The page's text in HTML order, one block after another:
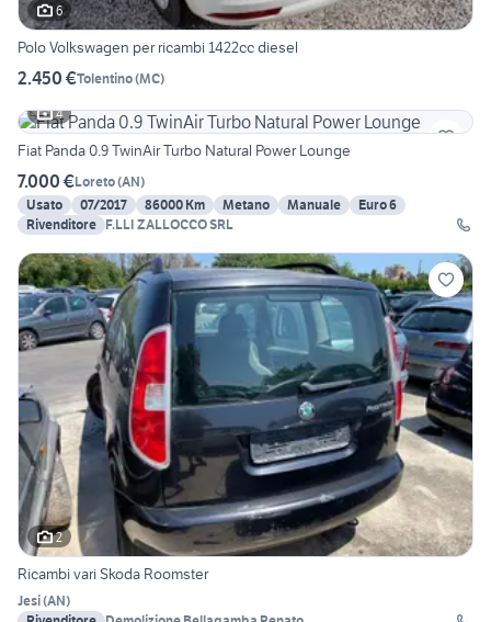
6
Polo Volkswagen per ricambi 1422cc diesel
2.450 €Tolentino(MC)
4
Fiat Panda 0.9 TwinAir Turbo Natural Power Lounge
7.000 €Loreto(AN)
Usato
07/2017 86000 Km Metano Manuale
Euro 6
Rivenditore F.LLI ZALLOCCO SRL
2
Ricambi vari Skoda Roomster
Jesi(AN)